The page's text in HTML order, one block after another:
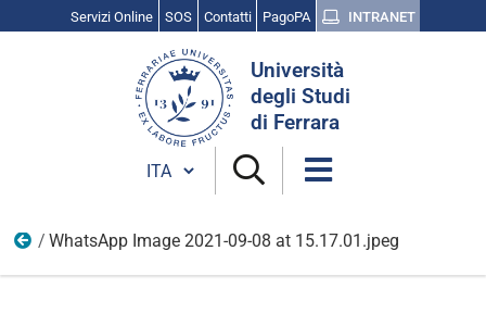
Servizi Online SOS Contatti PagoPA INTRANET
Università
degli Studi
di Ferrara
Cambia lingua
Persone
WhatsApp Image 2021-09-08 at 15.17.01.jpeg